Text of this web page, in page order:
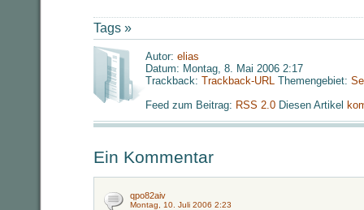
Tags »
Autor: elias
Datum: Montag, 8. Mai 2006 2:17
Trackback: Trackback-URL Themengebiet:
Feed zum Beitrag: RSS 2.0 Diesen Artikel
Ein Kommentar
qpo82aiv
Montag, 10. Juli 2006 2:23